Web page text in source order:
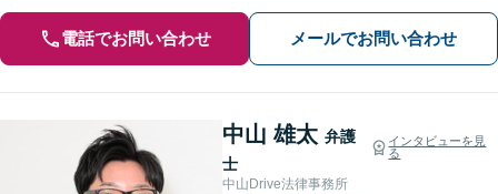
電話でお問い合わせ メールでお問い合わせ
中山 雄太 弁護
士
インタビューを見
る
中山Drive法律事務所